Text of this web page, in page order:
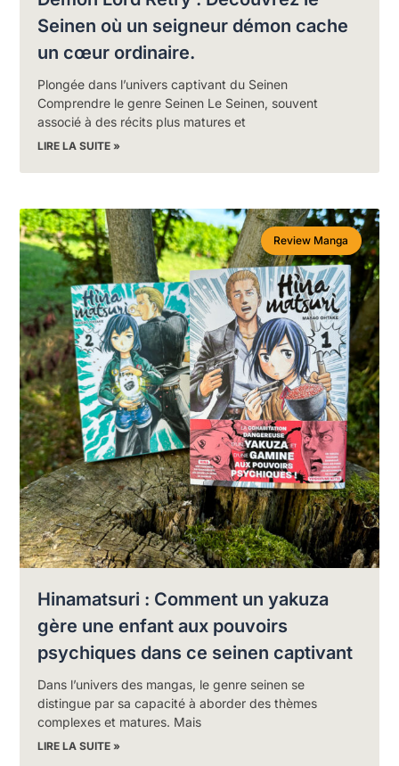
Seinen où un seigneur démon cache
un cœur ordinaire.
Plongée dans l’univers captivant du Seinen
Comprendre le genre Seinen Le Seinen, souvent
associé à des récits plus matures et
LIRE LA SUITE »
Review Manga
Hinamatsuri : Comment un yakuza
gère une enfant aux pouvoirs
psychiques dans ce seinen captivant
Dans l’univers des mangas, le genre seinen se
distingue par sa capacité à aborder des thèmes
complexes et matures. Mais
LIRE LA SUITE »